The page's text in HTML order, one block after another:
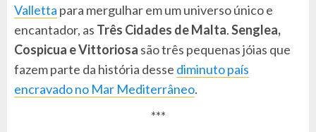
Valletta para mergulhar em um universo único e
encantador, as Três Cidades de Malta.Senglea,
Cospicua e Vittoriosa são três pequenas jóias que
fazem parte da história desse diminuto país
encravado no Mar Mediterrâneo.
***